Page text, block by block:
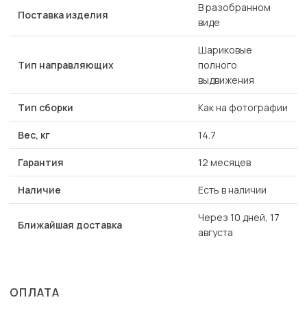
Поставка изделия
В разобранном
виде
Тип направляющих
Шариковые
полного
выдвижения
Тип сборки Как на фотографии
Вес, кг 14.7
Гарантия 12 месяцев
Наличие Есть в наличии
Ближайшая доставка
Через 10 дней, 17
августа
ОПЛАТА